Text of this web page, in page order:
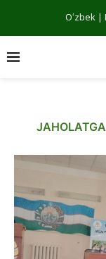
Oʻzbek |
JAHOLATGA